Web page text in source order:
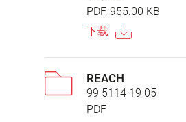
PDF, 955.00 KB
下载
REACH
99 5114 19 05
PDF